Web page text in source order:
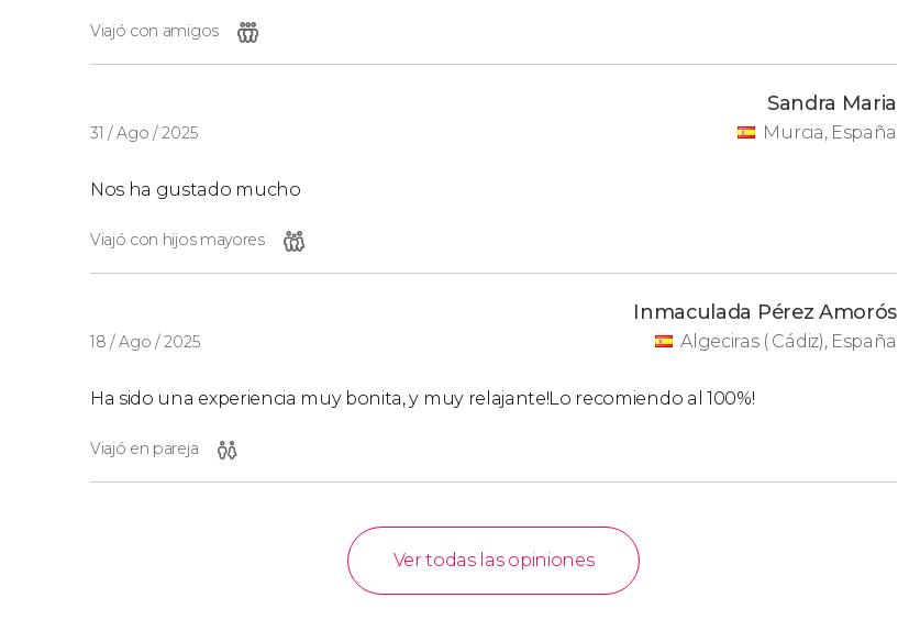
Viajó con amigos
31 / Ago / 2025
Sandra Maria
Murcia, España
Nos ha gustado mucho
Viajó con hijos mayores
18 / Ago / 2025
Inmaculada Pérez Amorós
Algeciras ( Cádiz), España
Ha sido una experiencia muy bonita, y muy relajante!Lo recomiendo al 100%!
Viajó en pareja
Ver todas las opiniones